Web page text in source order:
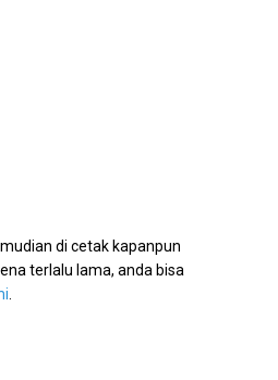
di cetak kapanpun
terlalu lama, anda bisa